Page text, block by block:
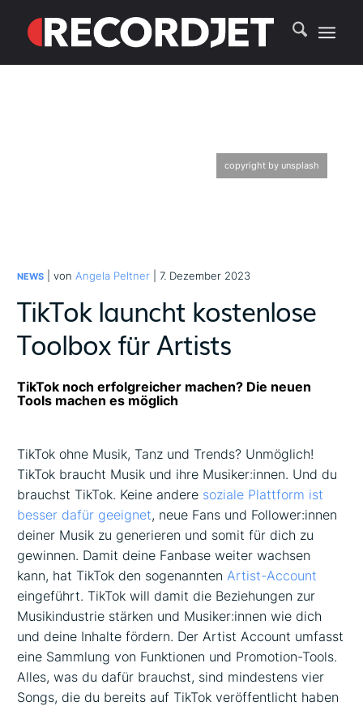
copyright by unsplash
NEWS | von Angela Peltner | 7. Dezember 2023
TikTok launcht kostenlose
Toolbox für Artists
TikTok noch erfolgreicher machen? Die neuen
Tools machen es möglich
TikTok ohne Musik, Tanz und Trends? Unmöglich!
TikTok braucht Musik und ihre Musiker:innen. Und du
brauchst TikTok. Keine andere soziale Plattform ist
besser dafür geeignet, neue Fans und Follower:innen
deiner Musik zu generieren und somit für dich zu
gewinnen. Damit deine Fanbase weiter wachsen
kann, hat TikTok den sogenannten Artist-Account
eingeführt. TikTok will damit die Beziehungen zur
Musikindustrie stärken und Musiker:innen wie dich
und deine Inhalte fördern. Der Artist Account umfasst
eine Sammlung von Funktionen und Promotion-Tools.
Alles, was du dafür brauchst, sind mindestens vier
Songs, die du bereits auf TikTok veröffentlicht haben